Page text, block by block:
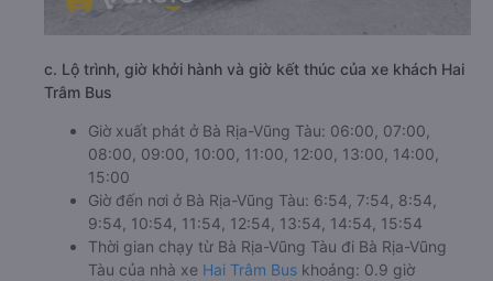
c. Lộ trình, giờ khởi hành và giờ kết thúc của xe khách Hai
Trâm Bus
Giờ xuất phát ở Bà Rịa-Vũng Tàu: 06:00, 07:00,
08:00, 09:00, 10:00, 11:00, 12:00, 13:00, 14:00,
15:00
Giờ đến nơi ở Bà Rịa-Vũng Tàu: 6:54, 7:54, 8:54,
9:54, 10:54, 11:54, 12:54, 13:54, 14:54, 15:54
Thời gian chạy từ Bà Rịa-Vũng Tàu đi Bà Rịa-Vũng
Tàu của nhà xe Hai Trâm Bus khoảng: 0.9 giờ